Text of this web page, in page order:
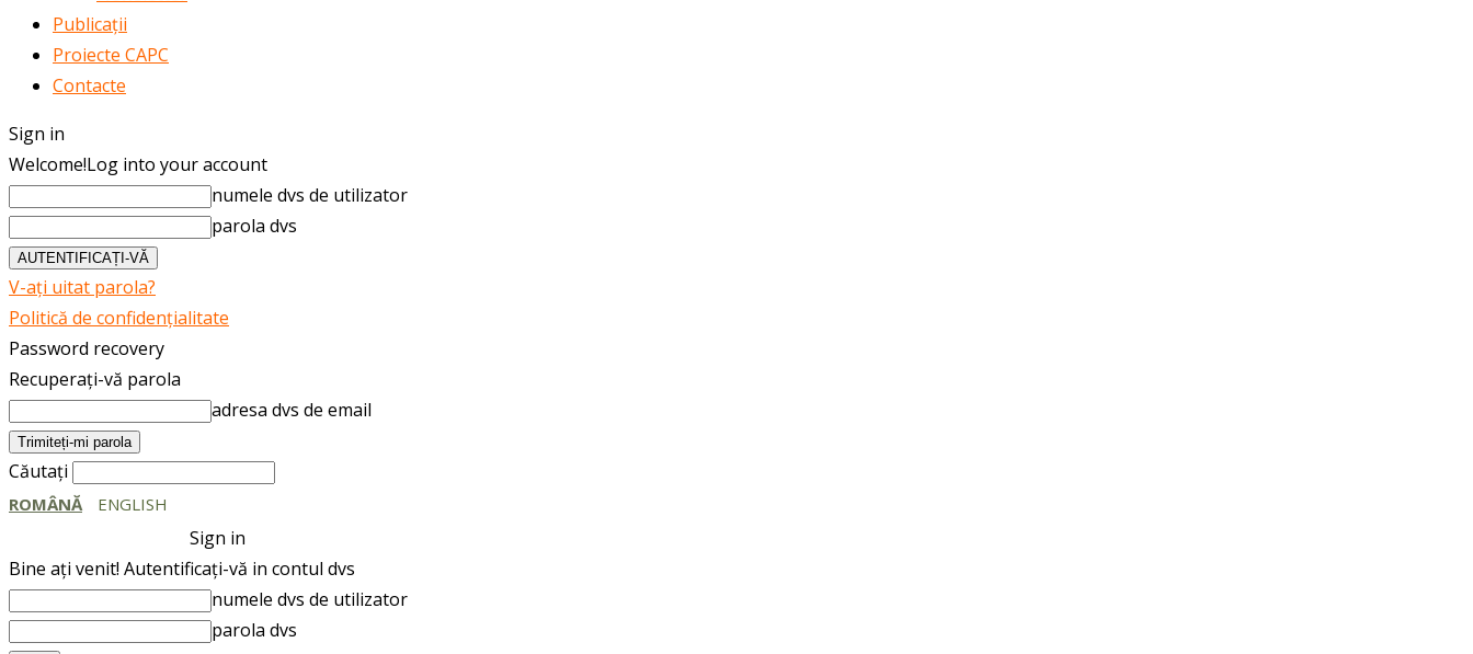
Publicații
Proiecte CAPC
Contacte
Sign in
Welcome!Log into your account
numele dvs de utilizator
parola dvs
V-ați uitat parola?
Politică de confidențialitate
Password recovery
Recuperați-vă parola
adresa dvs de email
Căutați
ROMÂNĂ ENGLISH
Sign in
Bine ați venit! Autentificați-vă in contul dvs
numele dvs de utilizator
parola dvs